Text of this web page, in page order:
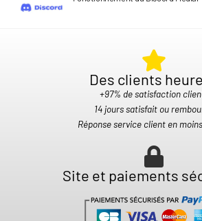
Des clients
+97% de satisfaction
14 jours satisfait ou
Réponse service client en
Site et paiements